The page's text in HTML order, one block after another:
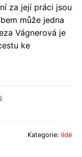
za její práci jsou
může jedna
Vágnerová je
ke
Kategorie: lidé